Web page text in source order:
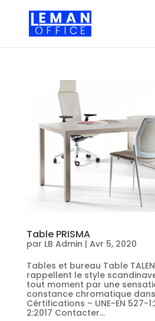
Table PRISMA
par LB Admin | Avr 5, 2020
Tables et bureau Table
rappellent le style
tout moment par une
constance chromatique
Cértifications – UNE-EN 527-
2:2017 Contacter...